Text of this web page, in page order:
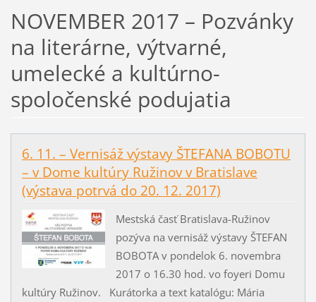
NOVEMBER 2017 – Pozvánky
na literárne, výtvarné,
umelecké a kultúrno-
spoločenské podujatia
6. 11. – Vernisáž výstavy ŠTEFANA BOBOTU
– v Dome kultúry Ružinov v Bratislave
(výstava potrvá do 20. 12. 2017)
Mestská časť Bratislava-Ružinov
pozýva na vernisáž výstavy ŠTEFAN
BOBOTA v pondelok 6. novembra
2017 o 16.30 hod. vo foyeri Domu
kultúry Ružinov. Kurátorka a text katalógu: Mária